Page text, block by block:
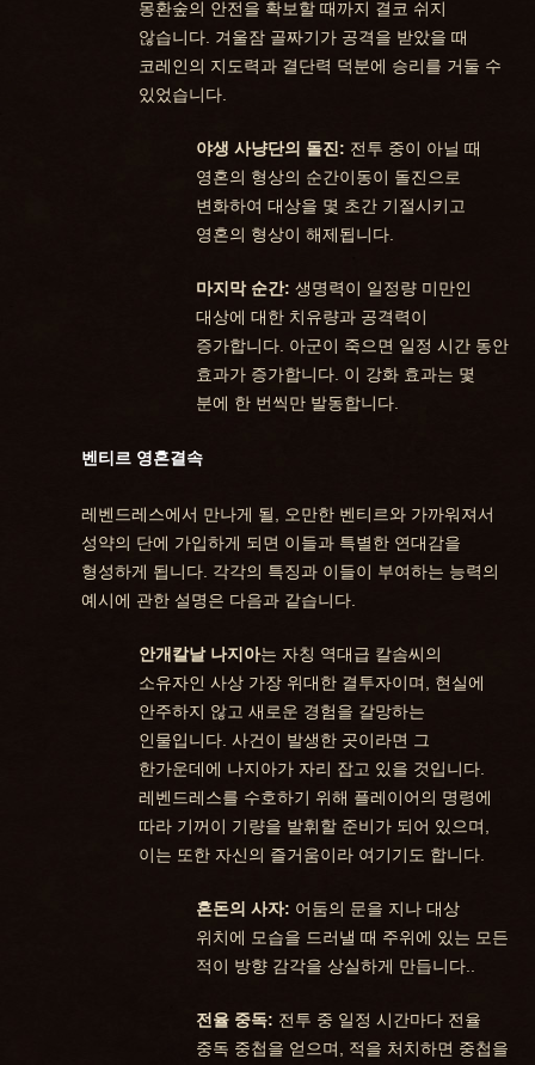
몽환숲의 안전을 확보할 때까지 결코 쉬지
않습니다. 겨울잠 골짜기가 공격을 받았을 때
코레인의 지도력과 결단력 덕분에 승리를 거둘 수
있었습니다.
야생 사냥단의 돌진: 전투 중이 아닐 때
영혼의 형상의 순간이동이 돌진으로
변화하여 대상을 몇 초간 기절시키고
영혼의 형상이 해제됩니다.
마지막 순간: 생명력이 일정량 미만인
대상에 대한 치유량과 공격력이
증가합니다. 아군이 죽으면 일정 시간 동안
효과가 증가합니다. 이 강화 효과는 몇
분에 한 번씩만 발동합니다.
벤티르 영혼결속
레벤드레스에서 만나게 될, 오만한 벤티르와 가까워져서
성약의 단에 가입하게 되면 이들과 특별한 연대감을
형성하게 됩니다. 각각의 특징과 이들이 부여하는 능력의
예시에 관한 설명은 다음과 같습니다.
안개칼날 나지아는 자칭 역대급 칼솜씨의
소유자인 사상 가장 위대한 결투자이며, 현실에
안주하지 않고 새로운 경험을 갈망하는
인물입니다. 사건이 발생한 곳이라면 그
한가운데에 나지아가 자리 잡고 있을 것입니다.
레벤드레스를 수호하기 위해 플레이어의 명령에
따라 기꺼이 기량을 발휘할 준비가 되어 있으며,
이는 또한 자신의 즐거움이라 여기기도 합니다.
혼돈의 사자: 어둠의 문을 지나 대상
위치에 모습을 드러낼 때 주위에 있는 모든
적이 방향 감각을 상실하게 만듭니다..
전율 중독: 전투 중 일정 시간마다 전율
중독 중첩을 얻으며, 적을 처치하면 중첩을